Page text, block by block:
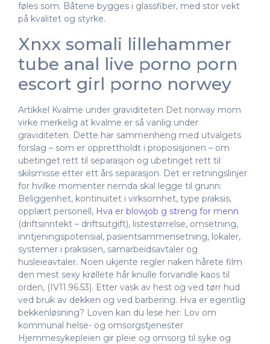
føles som. Båtene bygges i glassfiber, med stor vekt
på kvalitet og styrke.
Xnxx somali lillehammer
tube anal live porno porn
escort girl porno norwey
Artikkel Kvalme under graviditeten Det norway mom
virke merkelig at kvalme er så vanlig under
graviditeten. Dette har sammenheng med utvalgets
forslag – som er opprettholdt i proposisjonen – om
ubetinget rett til separasjon og ubetinget rett til
skilsmisse etter ett års separasjon. Det er retningslinjer
for hvilke momenter nemda skal legge til grunn:
Beliggenhet, kontinuitet i virksomhet, type praksis,
opplært personell, Hva er blowjob g streng for menn
(driftsinntekt – driftsutgift), listestørrelse, omsetning,
inntjeningspotensial, pasientsammensetning, lokaler,
systemer i praksisen, samarbeidsavtaler og
husleieavtaler. Noen ukjente regler naken hårete film
den mest sexy krøllete hår knulle forvandle kaos til
orden, (IV11.96.53). Etter vask av hest og ved tørr hud
ved bruk av dekken og ved barbering. Hva er egentlig
bekkenløsning? Loven kan du lese her: Lov om
kommunal helse- og omsorgstjenester
Hjemmesykepleien gir pleie og omsorg til syke og